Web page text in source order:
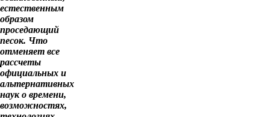
естественным
образом
проседающий
песок. Что
отменяет все
рассчеты
официальных и
альтернативных
наук о времени,
возможностях,